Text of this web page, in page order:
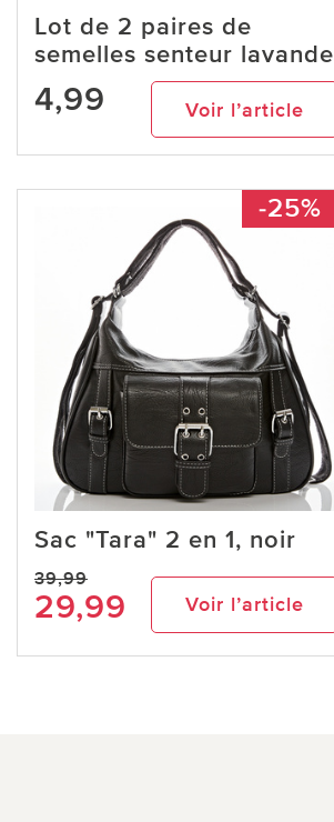
Lot de 2 paires de
semelles senteur lavande
4,99 Voir l’article
-25%
Sac "Tara" 2 en 1, noir
39,99
29,99 Voir l’article